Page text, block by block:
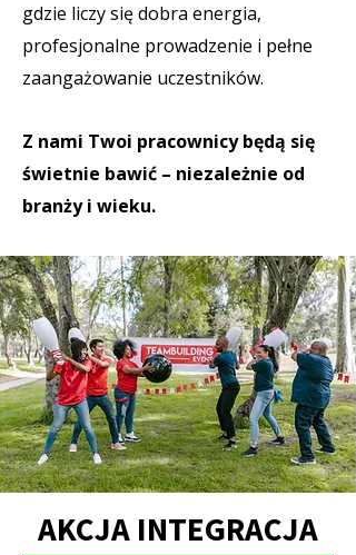
gdzie liczy się dobra energia,
profesjonalne prowadzenie i pełne
zaangażowanie uczestników.
Z nami Twoi pracownicy będą się
świetnie bawić – niezależnie od
branży i wieku.
AKCJA INTEGRACJA